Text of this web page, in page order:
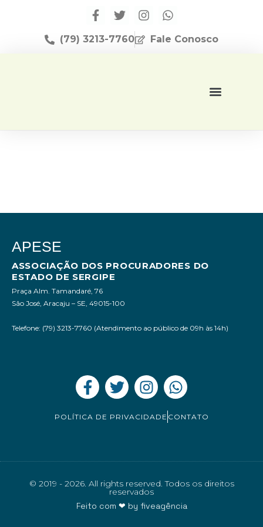
(79) 3213-7760 Fale Conosco
APESE
ASSOCIAÇÃO DOS PROCURADORES DO
ESTADO DE SERGIPE
Praça Alm. Tamandaré, 76
São José, Aracaju – SE, 49015-100
Telefone: (79) 3213-7760 (Atendimento ao público de 09h às 14h)
POLÍTICA DE PRIVACIDADE CONTATO
© 2019 - 2026. All rights reserved. Todos os direitos
reservados
Feito com ❤ by fiveagência